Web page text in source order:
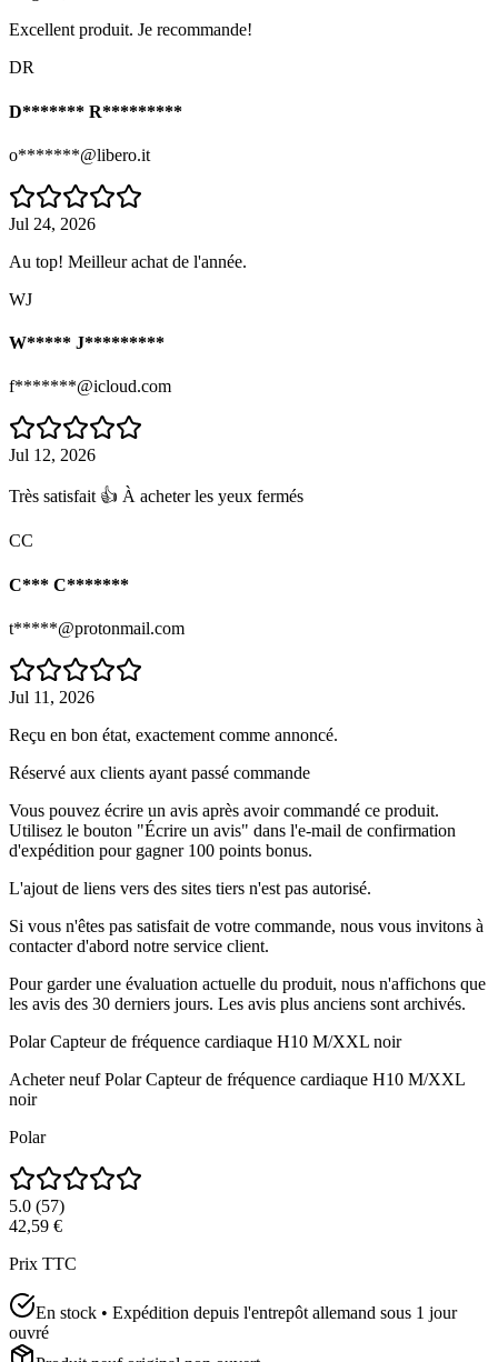
Excellent produit. Je recommande!
DR
D******* R*********
o*******@libero.it
Jul 24, 2026
Au top! Meilleur achat de l'année.
WJ
W***** J*********
f*******@icloud.com
Jul 12, 2026
Très satisfait 👍 À acheter les yeux fermés
CC
C*** C*******
t*****@protonmail.com
Jul 11, 2026
Reçu en bon état, exactement comme annoncé.
Réservé aux clients ayant passé commande
Vous pouvez écrire un avis après avoir commandé ce produit.
Utilisez le bouton "Écrire un avis" dans l'e-mail de confirmation
d'expédition pour gagner 100 points bonus.
L'ajout de liens vers des sites tiers n'est pas autorisé.
Si vous n'êtes pas satisfait de votre commande, nous vous invitons à
contacter d'abord notre service client.
Pour garder une évaluation actuelle du produit, nous n'affichons que
les avis des 30 derniers jours. Les avis plus anciens sont archivés.
Polar Capteur de fréquence cardiaque H10 M/XXL noir
Acheter neuf Polar Capteur de fréquence cardiaque H10 M/XXL
noir
Polar
5.0 (57)
42,59 €
Prix TTC
En stock • Expédition depuis l'entrepôt allemand sous 1 jour
ouvré